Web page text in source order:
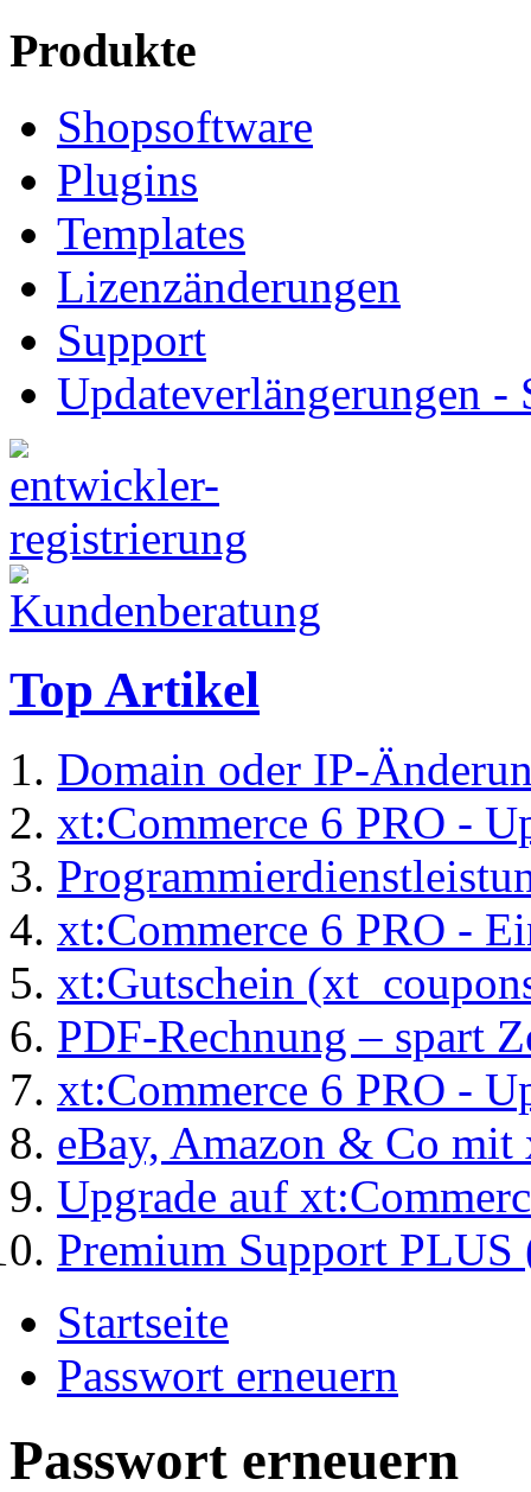
Produkte
Shopsoftware
Plugins
Templates
Lizenzänderungen
Support
Updateverlängerungen -
Top Artikel
Domain oder IP-
xt:Commerce 6 PRO -
xt:Commerce 6 PRO -
xt:Gutschein
PDF-Rechnung – spart
xt:Commerce 6 PRO -
eBay, Amazon & Co
Upgrade auf
Premium Support
Startseite
Passwort erneuern
Passwort erneuern